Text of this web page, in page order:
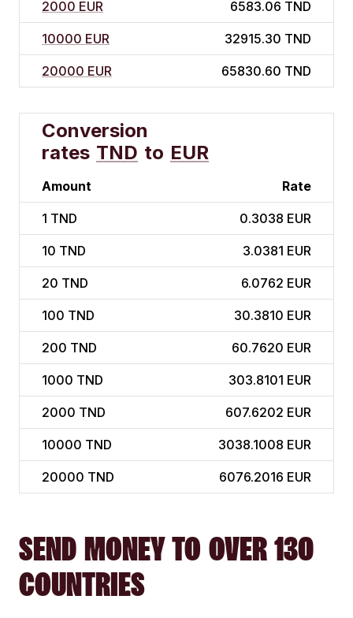
2000 EUR 6583.06 TND
10000 EUR 32915.30 TND
20000 EUR 65830.60 TND
Conversion
rates TND to EUR
Amount Rate
1 TND 0.3038 EUR
10 TND 3.0381 EUR
20 TND 6.0762 EUR
100 TND 30.3810 EUR
200 TND 60.7620 EUR
1000 TND 303.8101 EUR
2000 TND 607.6202 EUR
10000 TND 3038.1008 EUR
20000 TND 6076.2016 EUR
SEND MONEY TO OVER 130
COUNTRIES